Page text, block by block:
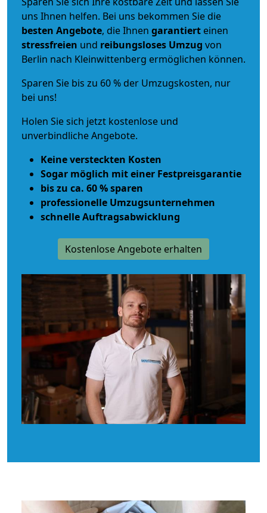
uns Ihnen helfen. Bei uns bekommen Sie die
besten Angebote, die Ihnen garantiert einen
stressfreien und reibungsloses Umzug von
Berlin nach Kleinwittenberg ermöglichen können.
Sparen Sie bis zu 60 % der Umzugskosten, nur
bei uns!
Holen Sie sich jetzt kostenlose und
unverbindliche Angebote.
Keine versteckten Kosten
Sogar möglich mit einer Festpreisgarantie
bis zu ca. 60 % sparen
professionelle Umzugsunternehmen
schnelle Auftragsabwicklung
Kostenlose Angebote erhalten